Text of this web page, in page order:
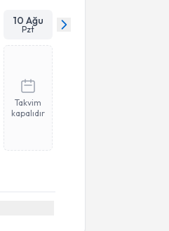
10 Ağu
Pzt
Takvim
kapalıdır